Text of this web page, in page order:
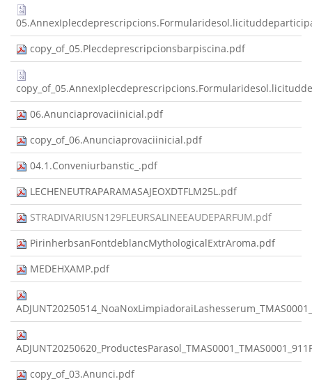
copy_of_05.Plecdeprescripcionsbarpiscina.pdf
06.Anunciaprovaciinicial.pdf
copy_of_06.Anunciaprovaciinicial.pdf
04.1.Conveniurbanstic_.pdf
LECHENEUTRAPARAMASAJEOXDTFLM25L.pdf
STRADIVARIUSN129FLEURSALINEEAUDEPARFUM.pdf
PirinherbsanFontdeblancMythologicalExtrAroma.pdf
MEDEHXAMP.pdf
copy_of_03.Anunci.pdf